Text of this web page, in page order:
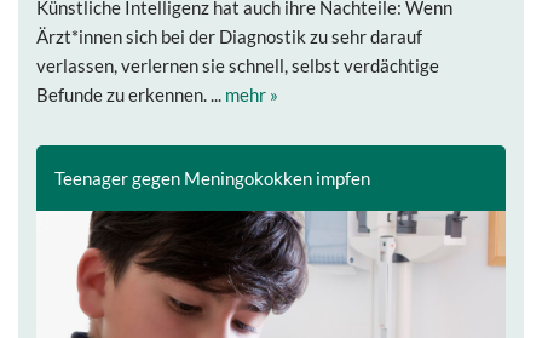
Künstliche Intelligenz hat auch ihre Nachteile: Wenn
Ärzt*innen sich bei der Diagnostik zu sehr darauf
verlassen, verlernen sie schnell, selbst verdächtige
Befunde zu erkennen. ... mehr »
Teenager gegen Meningokokken impfen